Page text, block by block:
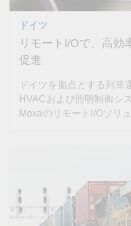
ドイツ
リモートI/Oで、高効
促進
ドイツを拠点とする列車
HVACおよび照明制御シ
MoxaのリモートI/Oソリ